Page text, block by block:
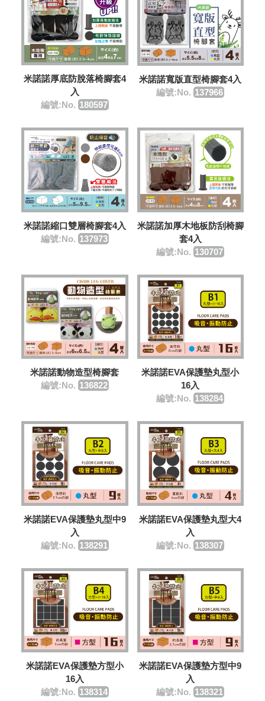
米諾諾厚底防脫落椅腳套4
入
編號:No. 180597
米諾諾寬版直型椅腳套4入
編號:No. 137966
米諾諾縮口雙層椅腳套4入
編號:No. 137973
米諾諾加厚木地板防刮椅腳
套4入
編號:No. 130707
米諾諾動物造型椅腳套
編號:No. 136822
米諾諾EVA保護墊丸型小
16入
編號:No. 138284
米諾諾EVA保護墊丸型中9
入
編號:No. 138291
米諾諾EVA保護墊丸型大4
入
編號:No. 138307
米諾諾EVA保護墊方型小
16入
編號:No. 138314
米諾諾EVA保護墊方型中9
入
編號:No. 138321